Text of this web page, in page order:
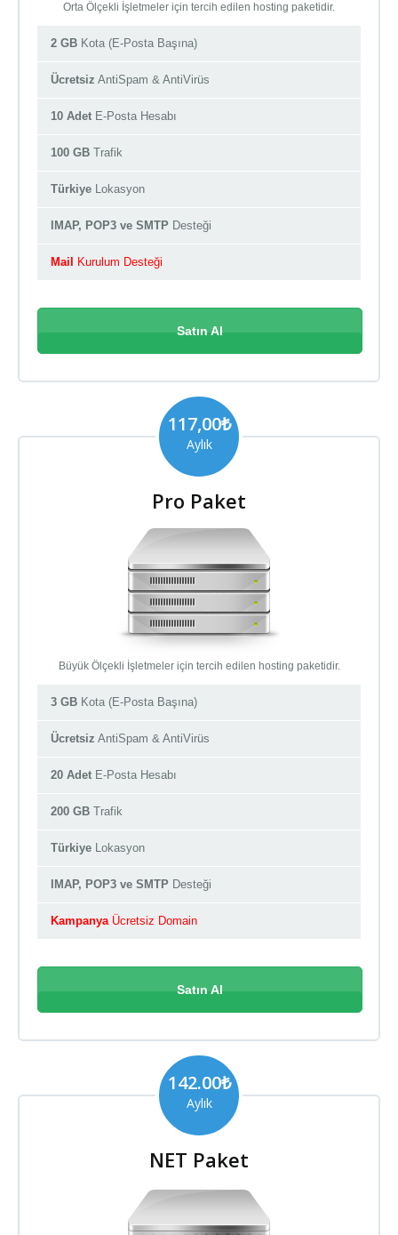
Satın Al
Orta Ölçekli İşletmeler için tercih edilen hosting paketidir.
2 GB Kota (E-Posta Başına)
Ücretsiz AntiSpam & AntiVirüs
10 Adet E-Posta Hesabı
100 GB Trafik
Türkiye Lokasyon
IMAP, POP3 ve SMTP Desteği
Mail Kurulum Desteği
117,00₺
Aylık
Pro Paket
Satın Al
Büyük Ölçekli İşletmeler için tercih edilen hosting paketidir.
3 GB Kota (E-Posta Başına)
Ücretsiz AntiSpam & AntiVirüs
20 Adet E-Posta Hesabı
200 GB Trafik
Türkiye Lokasyon
IMAP, POP3 ve SMTP Desteği
KampanyaÜcretsiz Domain
142.00₺
Aylık
NET Paket